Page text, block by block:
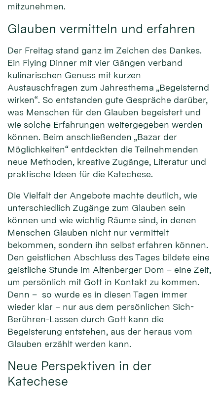
mitzunehmen.
Glauben vermitteln und erfahren
Der Freitag stand ganz im Zeichen des Dankes.
Ein Flying Dinner mit vier Gängen verband
kulinarischen Genuss mit kurzen
Austauschfragen zum Jahresthema „Begeisternd
wirken“. So entstanden gute Gespräche darüber,
was Menschen für den Glauben begeistert und
wie solche Erfahrungen weitergegeben werden
können. Beim anschließenden „Bazar der
Möglichkeiten“ entdeckten die Teilnehmenden
neue Methoden, kreative Zugänge, Literatur und
praktische Ideen für die Katechese.
Die Vielfalt der Angebote machte deutlich, wie
unterschiedlich Zugänge zum Glauben sein
können und wie wichtig Räume sind, in denen
Menschen Glauben nicht nur vermittelt
bekommen, sondern ihn selbst erfahren können.
Den geistlichen Abschluss des Tages bildete eine
geistliche Stunde im Altenberger Dom – eine Zeit,
um persönlich mit Gott in Kontakt zu kommen.
Denn – so wurde es in diesen Tagen immer
wieder klar – nur aus dem persönlichen Sich-
Berühren-Lassen durch Gott kann die
Begeisterung entstehen, aus der heraus vom
Glauben erzählt werden kann.
Neue Perspektiven in der
Katechese